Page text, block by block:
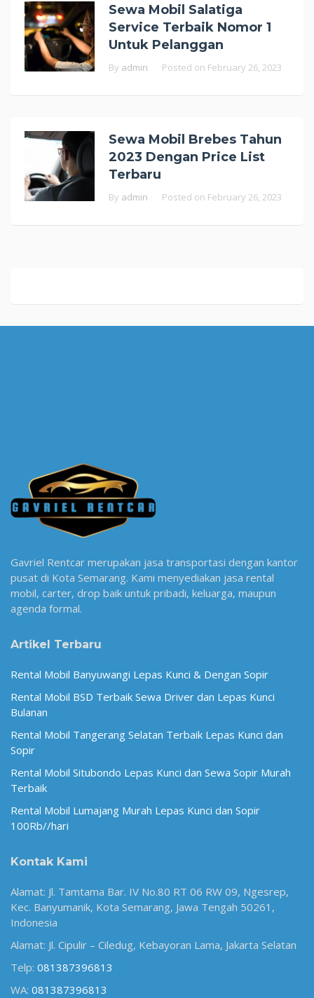
Sewa Mobil Salatiga
Service Terbaik Nomor 1
Untuk Pelanggan
By admin Posted on February 26, 2023
Sewa Mobil Brebes Tahun
2023 Dengan Price List
Terbaru
By admin Posted on February 26, 2023
Gavriel Rentcar merupakan jasa transportasi dengan kantor
pusat di Kota Semarang. Kami menyediakan jasa rental
mobil, carter, drop baik untuk pribadi, keluarga, maupun
agenda formal.
Artikel Terbaru
Rental Mobil Banyuwangi Lepas Kunci & Dengan Sopir
Rental Mobil BSD Terbaik Sewa Driver dan Lepas Kunci
Bulanan
Rental Mobil Tangerang Selatan Terbaik Lepas Kunci dan
Sopir
Rental Mobil Situbondo Lepas Kunci dan Sewa Sopir Murah
Terbaik
Rental Mobil Lumajang Murah Lepas Kunci dan Sopir
100Rb//hari
Kontak Kami
Alamat: Jl. Tamtama Bar. IV No.80 RT 06 RW 09, Ngesrep,
Kec. Banyumanik, Kota Semarang, Jawa Tengah 50261,
Indonesia
Alamat: Jl. Cipulir – Ciledug, Kebayoran Lama, Jakarta Selatan
Telp: 081387396813
WA: 081387396813